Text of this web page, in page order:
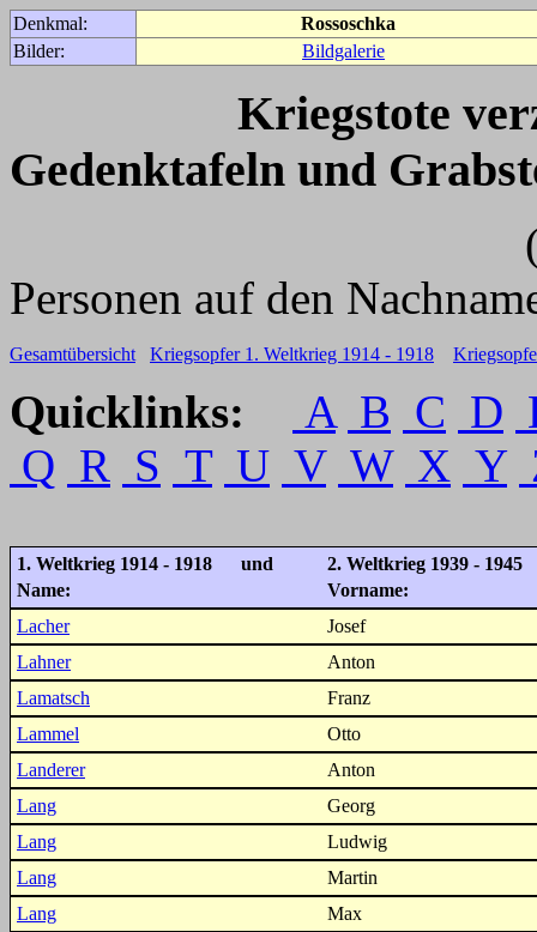
Denkmal:
Rossoschka
Bilder:
Bildgalerie
Kriegstote
Gedenktafeln und
(Für weitere
Personen auf den
Gesamtübersicht Kriegsopfer 1. Weltkrieg 1914 - 1918
Quicklinks: A B C D
Q R S T U V W X Y
1. Weltkrieg 1914 - 1918 und
2. Weltkrieg 1939 - 1945
Name:
Vorname:
Lacher
Josef
Lahner
Anton
Lamatsch
Franz
Lammel
Otto
Landerer
Anton
Lang
Georg
Lang
Ludwig
Lang
Martin
Lang
Max